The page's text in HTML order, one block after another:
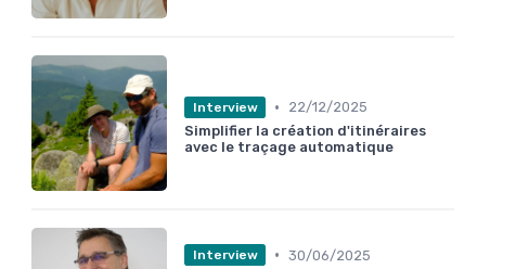
Interview •
22/12/2025
Simplifier la création d'itinéraires
avec le traçage automatique
Interview • 30/06/2025